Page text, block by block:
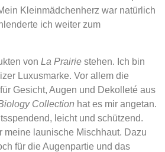
Kleinmädchenherz war natürlich
ich weiter zum
von La Prairie stehen. Ich bin
Luxusmarke. Vor allem die
für Gesicht, Augen und Dekolleté aus
Collection hat es mir angetan.
leicht und schützend.
meine launische Mischhaut. Dazu
für die Augenpartie und das